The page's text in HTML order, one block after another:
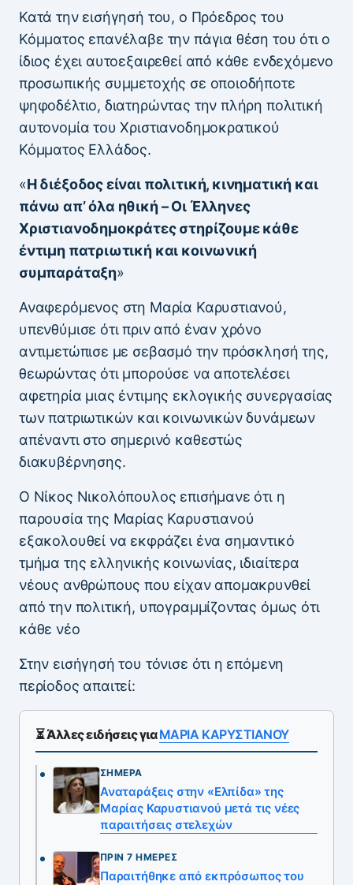
Κατά την εισήγησή του, ο Πρόεδρος του
Κόμματος επανέλαβε την πάγια θέση του ότι ο
ίδιος έχει αυτοεξαιρεθεί από κάθε ενδεχόμενο
προσωπικής συμμετοχής σε οποιοδήποτε
ψηφοδέλτιο, διατηρώντας την πλήρη πολιτική
αυτονομία του Χριστιανοδημοκρατικού
Κόμματος Ελλάδος.
«Η διέξοδος είναι πολιτική, κινηματική και
πάνω απ’ όλα ηθική – Οι Έλληνες
Χριστιανοδημοκράτες στηρίζουμε κάθε
έντιμη πατριωτική και κοινωνική
συμπαράταξη»
Αναφερόμενος στη Μαρία Καρυστιανού,
υπενθύμισε ότι πριν από έναν χρόνο
αντιμετώπισε με σεβασμό την πρόσκλησή της,
θεωρώντας ότι μπορούσε να αποτελέσει
αφετηρία μιας έντιμης εκλογικής συνεργασίας
των πατριωτικών και κοινωνικών δυνάμεων
απέναντι στο σημερινό καθεστώς
διακυβέρνησης.
Ο Νίκος Νικολόπουλος επισήμανε ότι η
παρουσία της Μαρίας Καρυστιανού
εξακολουθεί να εκφράζει ένα σημαντικό
τμήμα της ελληνικής κοινωνίας, ιδιαίτερα
νέους ανθρώπους που είχαν απομακρυνθεί
από την πολιτική, υπογραμμίζοντας όμως ότι
κάθε νέο
Στην εισήγησή του τόνισε ότι η επόμενη
περίοδος απαιτεί:
⏳ Άλλες ειδήσεις γιαΜΑΡΙΑ ΚΑΡΥΣΤΙΑΝΟΥ
ΣΉΜΕΡΑ
Αναταράξεις στην «Ελπίδα» της
Μαρίας Καρυστιανού μετά τις νέες
παραιτήσεις στελεχών
ΠΡΙΝ 7 ΗΜΈΡΕΣ
Παραιτήθηκε από εκπρόσωπος του